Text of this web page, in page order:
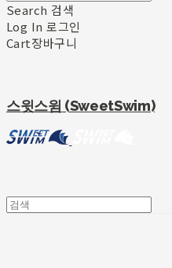
Search 검색
Log In 로그인
Cart장바구니
스윗스윔 (SweetSwim)